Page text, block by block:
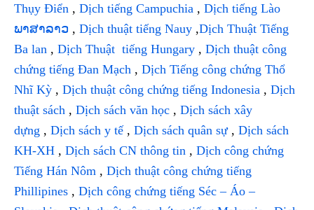
Thụy Điển , Dịch tiếng Campuchia , Dịch tiếng Lào
ພາສາລາວ , Dịch thuật tiếng Nauy ,Dịch Thuật Tiếng
Ba lan , Dịch Thuật tiếng Hungary , Dịch thuật công
chứng tiếng Đan Mạch , Dịch Tiếng công chứng Thổ
Nhĩ Kỳ , Dịch thuật công chứng tiếng Indonesia , Dịch
thuật sách , Dịch sách văn học , Dịch sách xây
dựng , Dịch sách y tế, Dịch sách quân sự, Dịch sách
KH-XH , Dịch sách CN thông tin , Dịch công chứng
Tiếng Hán Nôm , Dịch thuật công chứng tiếng
Phillipines , Dịch công chứng tiếng Séc – Áo –